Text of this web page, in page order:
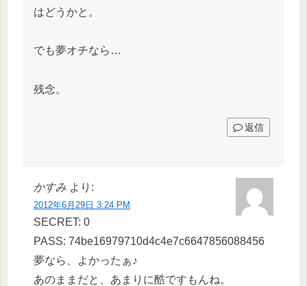
はどうかと。
でも夢オチなら…
残念。
返信
かすみ より:
2012年6月29日 3:24 PM
SECRET: 0
PASS: 74be16979710d4c4e7c6647856088456
夢なら、よかったぁ♪
あのままだと、あまりに酷ですもんね。